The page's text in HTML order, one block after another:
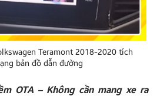
Teramont 2018-2020 tích
bản đồ dẫn đường
OTA – Không cần mang xe ra